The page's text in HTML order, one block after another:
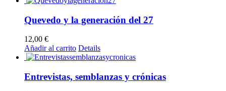
Quevedo y la generación del 27
12,00 €
Añadir al carrito Details
Entrevistas, semblanzas y crónicas